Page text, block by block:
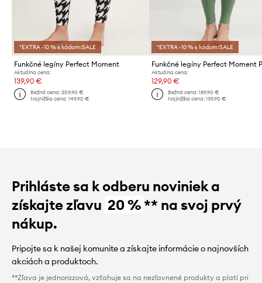
*EXTRA -10 % s kódom:SALE
Funkčné legíny Perfect Moment
Aktuálna cena:
139,90 €
Bežná cena:209,90 €
Najnižšia cena:149,90 €
*EXTRA -10 % s kódom:SALE
Aktuálna cena:
129,90 €
Bežná cena: 189,90 €
Najnižšia cena: 139,90 €
Prihláste sa k odberu noviniek a
získajte zľavu 20 %** na svoj prvý
nákup.
Pripojte sa k našej komunite a získajte informácie o najnovších
akciách a produktoch.
**Zľava je jednorazová, vzťahuje sa na nezľavnené produkty a platí pri